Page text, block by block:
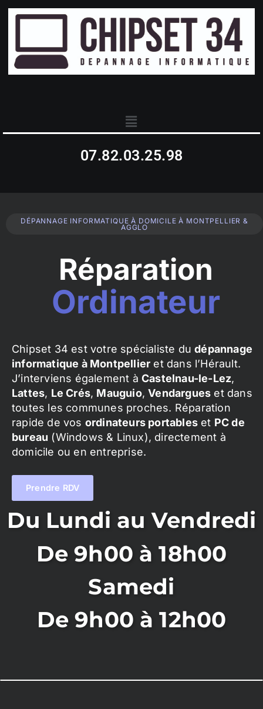
07.82.03.25.98
DÉPANNAGE INFORMATIQUE À DOMICILE À MONTPELLIER &
AGGLO
Réparation
Ordinateur
Chipset 34 est votre spécialiste dudépannage
informatique à Montpellier et dans l’Hérault.
J’interviens également à Castelnau-le-Lez,
Lattes, Le Crés, Mauguio,Vendargues et dans
toutes les communes proches. Réparation
rapide de vos ordinateurs portables et PC de
bureau (Windows & Linux), directement à
domicile ou en entreprise.
Prendre RDV
Du Lundi au Vendredi
De 9h00 à 18h00
Samedi
De 9h00 à 12h00